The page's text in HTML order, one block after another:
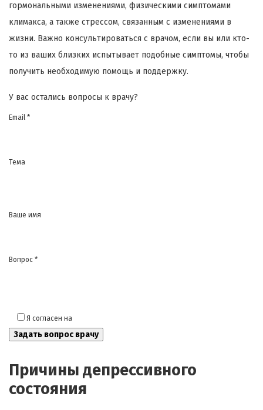
гормональными изменениями, физическими симптомами
климакса, а также стрессом, связанным с изменениями в
жизни. Важно консультироваться с врачом, если вы или кто-
то из ваших близких испытывает подобные симптомы, чтобы
получить необходимую помощь и поддержку.
У вас остались вопросы к врачу?
Email *
Тема
Ваше имя
Вопрос *
Я согласен на
Причины депрессивного
состояния